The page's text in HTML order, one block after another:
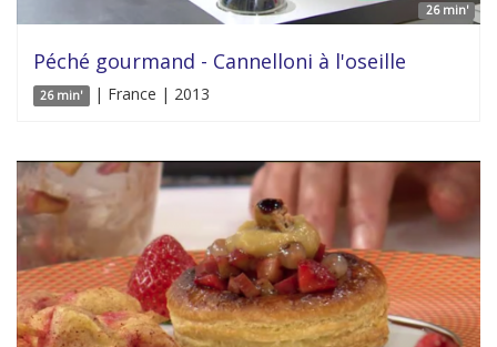
26 min'
Péché gourmand - Cannelloni à l'oseille
26 min' | France | 2013